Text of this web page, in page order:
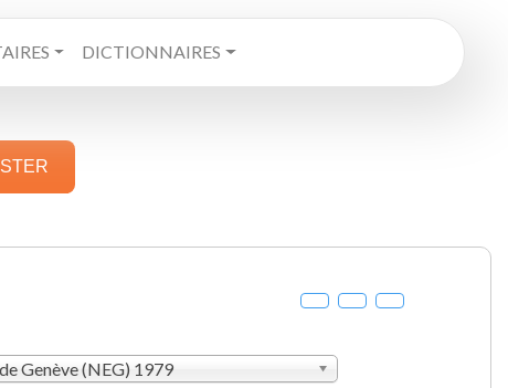
DICTIONNAIRES
Genève (NEG) 1979